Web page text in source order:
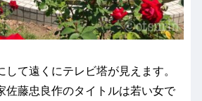
て遠くにテレビ塔が見えます。
佐藤忠良作のタイトルは若い女で